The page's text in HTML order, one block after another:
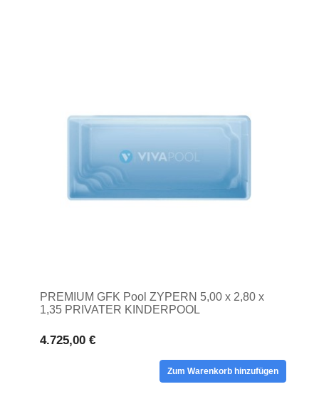
PREMIUM GFK Pool ZYPERN 5,00 x 2,80 x
1,35 PRIVATER KINDERPOOL
4.725,00 €
Zum Warenkorb hinzufügen